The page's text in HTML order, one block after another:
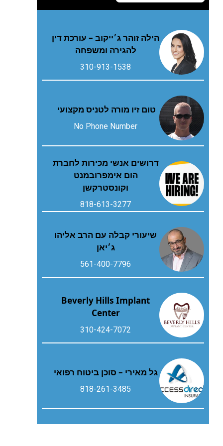
הילה זוהר ג׳ייקוב – עורכת דין
להגירה ומשפחה
310-913-1538
טום זיו מורה לטניס מקצועי
No Phone Number
דרושים אנשי מכירות לחברת
הום אימפרובמנט
וקונסטרקשן
818-613-3277
שיעורי קבלה עם הרב אליהו
ג׳יאן
561-400-7796
Beverly Hills Implant
Center
310-424-7072
גל מאירי – סוכן ביטוח רפואי
818-261-3485